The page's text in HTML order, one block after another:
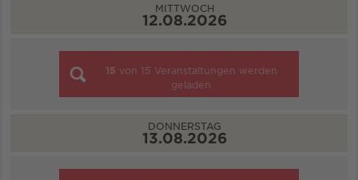
MITTWOCH
12.08.2026
15 von 15 Veranstaltungen werden
geladen
DONNERSTAG
13.08.2026